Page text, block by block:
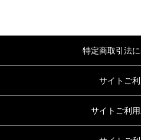
特定商取引法
サイトご
サイトご利